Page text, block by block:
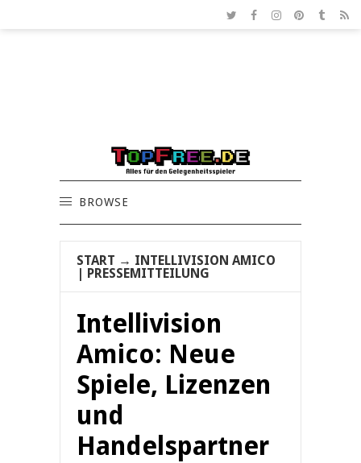
BROWSE
START → INTELLIVISION AMICO
| PRESSEMITTEILUNG
Intellivision
Amico: Neue
Spiele, Lizenzen
und
Handelspartner